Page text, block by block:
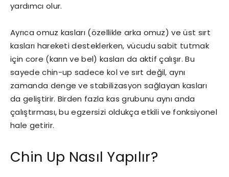
yardımcı olur.
Ayrıca omuz kasları (özellikle arka omuz) ve üst sırt
kasları hareketi desteklerken, vücudu sabit tutmak
için core (karın ve bel) kasları da aktif çalışır. Bu
sayede chin-up sadece kol ve sırt değil, aynı
zamanda denge ve stabilizasyon sağlayan kasları
da geliştirir. Birden fazla kas grubunu aynı anda
çalıştırması, bu egzersizi oldukça etkili ve fonksiyonel
hale getirir.
Chin Up Nasıl Yapılır?